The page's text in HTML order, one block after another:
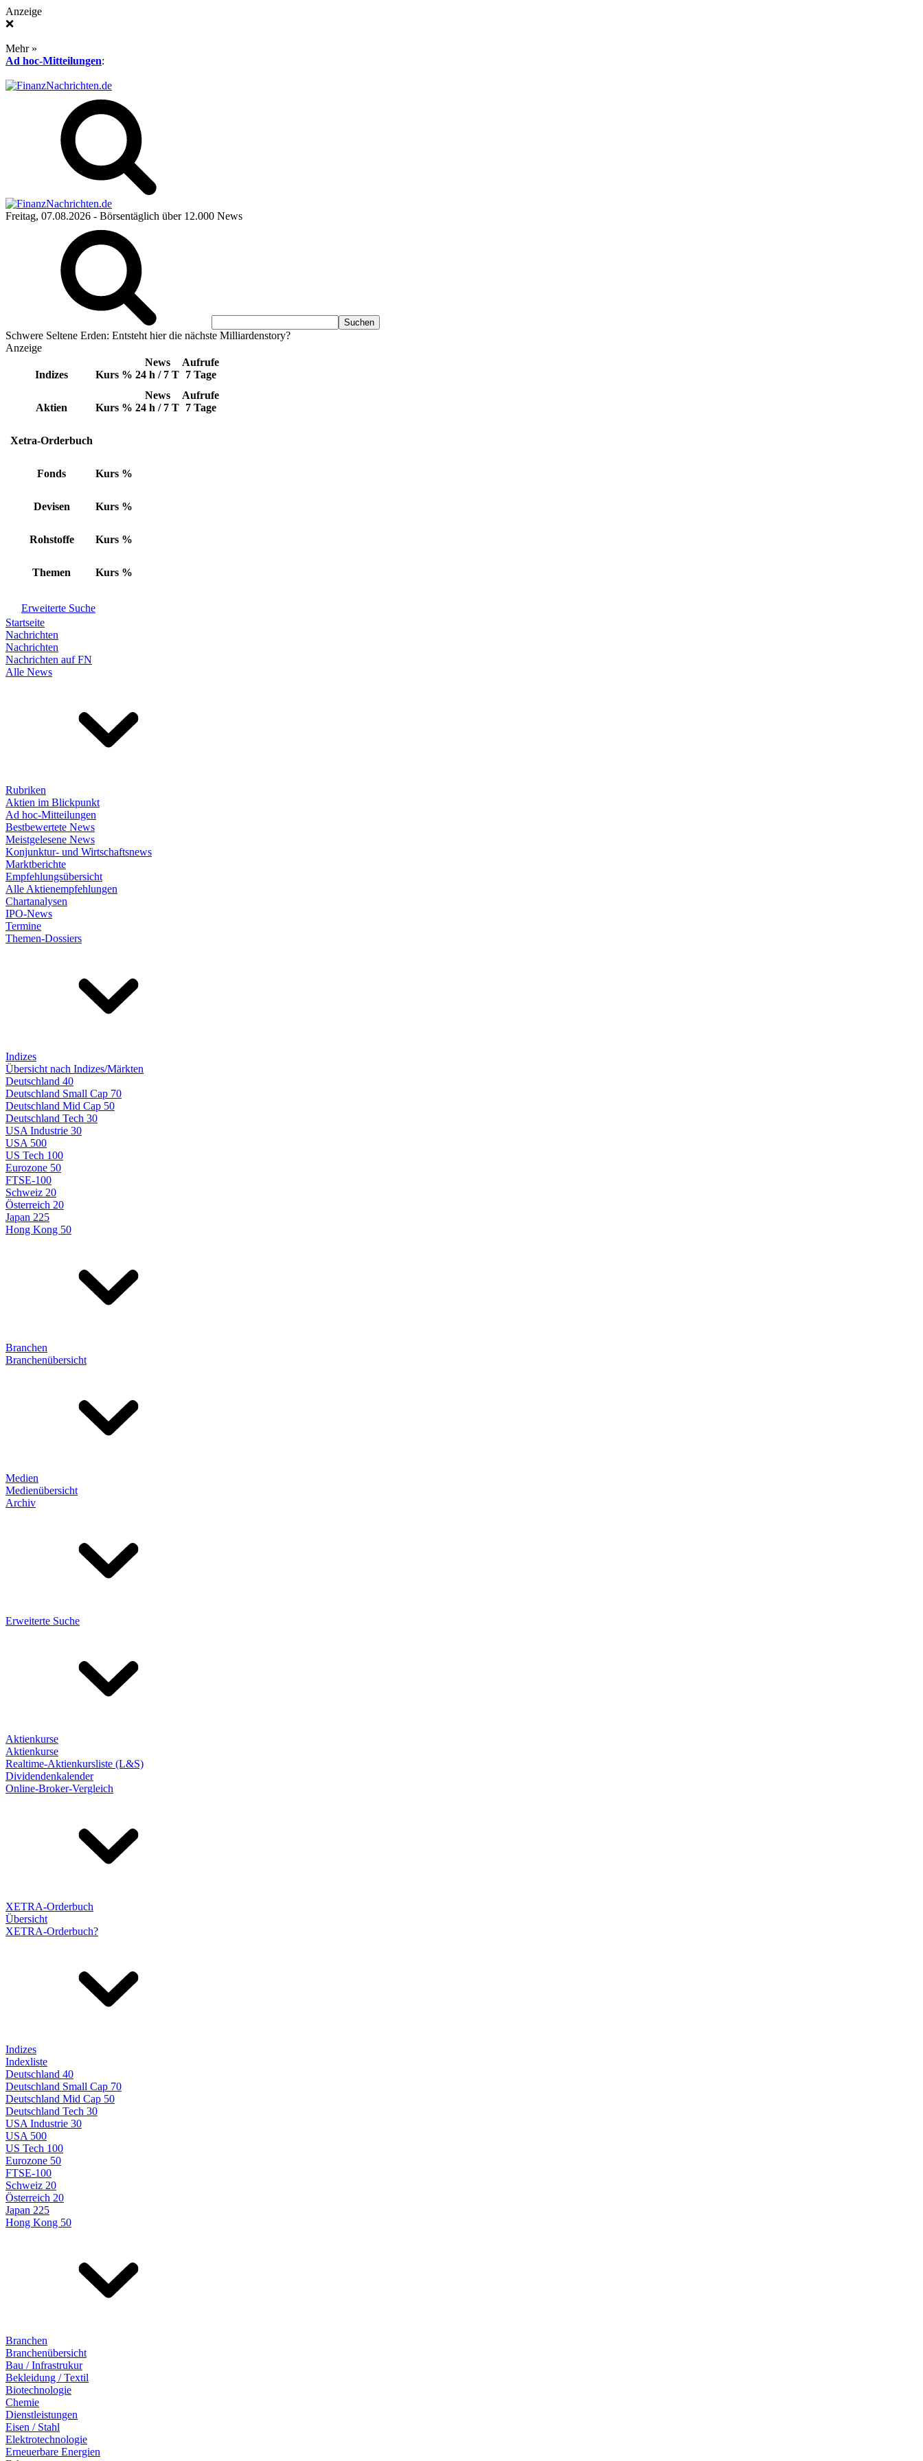
Anzeige
❌
Mehr »
Ad hoc-Mitteilungen:
Freitag, 07.08.2026 - Börsentäglich über 12.000 News
Schwere Seltene Erden: Entsteht hier die nächste Milliardenstory?
Anzeige
Indizes Kurs %
News
24 h / 7 T
Aufrufe
7 Tage
Aktien Kurs %
News
24 h / 7 T
Aufrufe
7 Tage
Xetra-Orderbuch
Fonds Kurs %
Devisen Kurs %
Rohstoffe Kurs %
Themen Kurs %
Erweiterte Suche
Startseite
Nachrichten
Nachrichten
Nachrichten auf FN
Alle News
Rubriken
Aktien im Blickpunkt
Ad hoc-Mitteilungen
Bestbewertete News
Meistgelesene News
Konjunktur- und Wirtschaftsnews
Marktberichte
Empfehlungsübersicht
Alle Aktienempfehlungen
Chartanalysen
IPO-News
Termine
Themen-Dossiers
Indizes
Übersicht nach Indizes/Märkten
Deutschland 40
Deutschland Small Cap 70
Deutschland Mid Cap 50
Deutschland Tech 30
USA Industrie 30
USA 500
US Tech 100
Eurozone 50
FTSE-100
Schweiz 20
Österreich 20
Japan 225
Hong Kong 50
Branchen
Branchenübersicht
Medien
Medienübersicht
Archiv
Erweiterte Suche
Aktienkurse
Aktienkurse
Realtime-Aktienkursliste (L&S)
Dividendenkalender
Online-Broker-Vergleich
XETRA-Orderbuch
Übersicht
XETRA-Orderbuch?
Indizes
Indexliste
Deutschland 40
Deutschland Small Cap 70
Deutschland Mid Cap 50
Deutschland Tech 30
USA Industrie 30
USA 500
US Tech 100
Eurozone 50
FTSE-100
Schweiz 20
Österreich 20
Japan 225
Hong Kong 50
Branchen
Branchenübersicht
Bau / Infrastrukur
Bekleidung / Textil
Biotechnologie
Chemie
Dienstleistungen
Eisen / Stahl
Elektrotechnologie
Erneuerbare Energien